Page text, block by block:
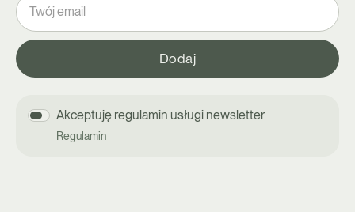
Akceptuję regulamin usługi newsletter
Regulamin